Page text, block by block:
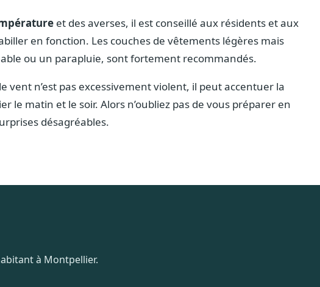
et des averses, il est conseillé aux résidents et aux
en fonction. Les couches de vêtements légères mais
ou un parapluie, sont fortement recommandés.
vent n’est pas excessivement violent, il peut accentuer la
le matin et le soir. Alors n’oubliez pas de vous préparer en
désagréables.
à Montpellier.